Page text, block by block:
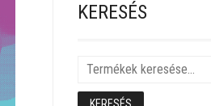
KERESÉS